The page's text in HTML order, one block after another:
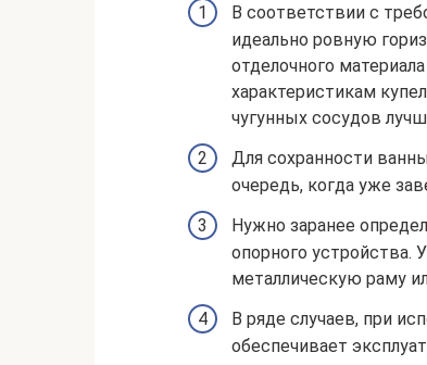
В соответствии с
идеально ровную
отделочного
характеристикам
чугунных сосудов
Для сохранности
очередь, когда уже
Нужно заранее
опорного устройства.
металлическую раму
В ряде случаев, при
обеспечивает